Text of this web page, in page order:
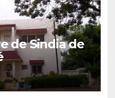
de Sindia de